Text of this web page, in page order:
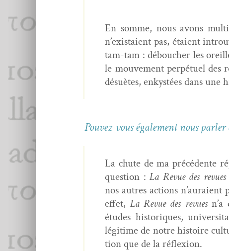
En somme, nous avons
n’existaient pas, étaient
tam-tam : débouch­er les
le mou­ve­ment per­pétuel des
désuètes, enkys­tées dans
Pou­vez-vous égale­ment nous par­ler
La chute de ma précé­dente
ques­tion :La Revue des
nos autres actions
effet, La Revue des revuesn’a
études his­toriques,
légitime de notre his­toire
tion que de la réflexion.